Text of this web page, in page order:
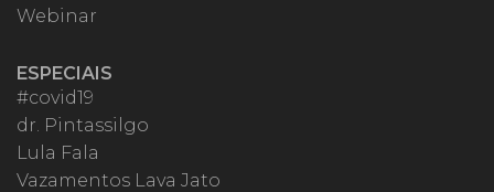
Webinar
ESPECIAIS
#covid19
dr. Pintassilgo
Lula Fala
Vazamentos Lava Jato